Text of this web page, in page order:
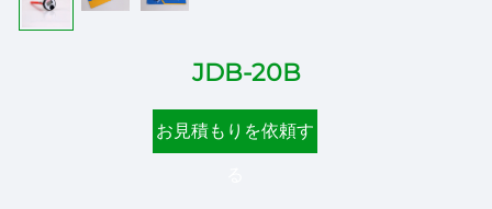
JDB-20B
お見積もりを依頼す